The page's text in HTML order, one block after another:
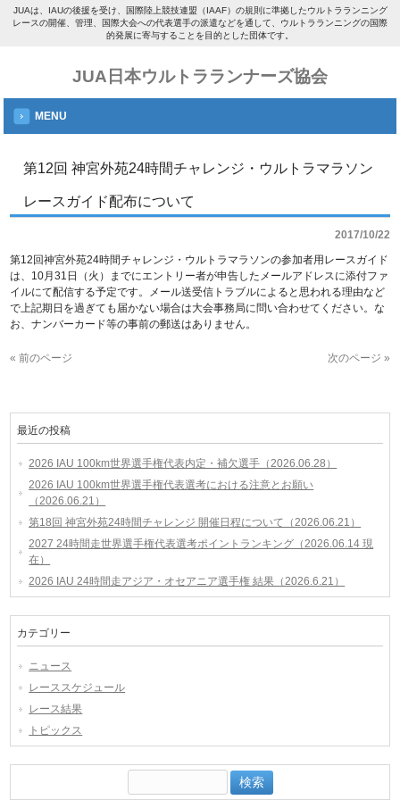
JUAは、IAUの後援を受け、国際陸上競技連盟（IAAF）の規則に準拠したウルトラランニング
レースの開催、管理、国際大会への代表選手の派遣などを通して、ウルトラランニングの国際
的発展に寄与することを目的とした団体です。
JUA日本ウルトラランナーズ協会
MENU
第12回 神宮外苑24時間チャレンジ・ウルトラマラソン
レースガイド配布について
2017/10/22
第12回神宮外苑24時間チャレンジ・ウルトラマラソンの参加者用レースガイド
は、10月31日（火）までにエントリー者が申告したメールアドレスに添付ファ
イルにて配信する予定です。メール送受信トラブルによると思われる理由など
で上記期日を過ぎても届かない場合は大会事務局に問い合わせてください。な
お、ナンバーカード等の事前の郵送はありません。
« 前のページ 次のページ »
最近の投稿
2026 IAU 100km世界選手権代表内定・補欠選手（2026.06.28）
2026 IAU 100km世界選手権代表選考における注意とお願い
（2026.06.21）
第18回 神宮外苑24時間チャレンジ 開催日程について（2026.06.21）
2027 24時間走世界選手権代表選考ポイントランキング（2026.06.14 現
在）
2026 IAU 24時間走アジア・オセアニア選手権 結果（2026.6.21）
カテゴリー
ニュース
レーススケジュール
レース結果
トピックス
索: